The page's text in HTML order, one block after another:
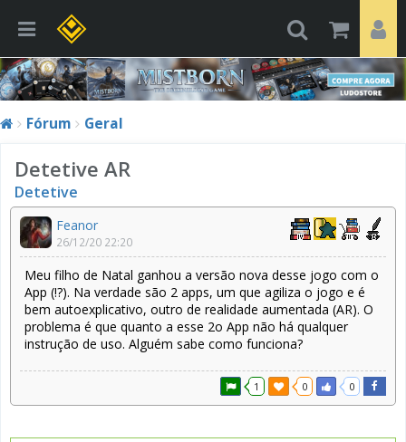
Fórum Geral
Detetive AR
Detetive
Feanor
26/12/20 22:20
Meu filho de Natal ganhou a versão nova desse jogo com o
App (!?). Na verdade são 2 apps, um que agiliza o jogo e é
bem autoexplicativo, outro de realidade aumentada (AR). O
problema é que quanto a esse 2o App não há qualquer
instrução de uso. Alguém sabe como funciona?
1 0 0